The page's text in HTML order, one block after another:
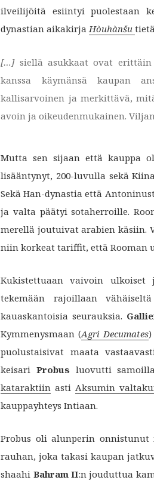
ilveilijöitä esiintyi puolestaan
dynastian aikakirjaHòuhànšu
[…] siellä asukkaat ovat
kanssa käymänsä kaupan
kallisarvoinen ja merkittävä,
avoin ja oikeudenmukainen.
Mutta sen sijaan että kauppa
lisääntynyt, 200-luvulla sekä
Sekä Han-dynastia että
ja valta päätyi sotaherroille.
merellä joutuivat arabien käsiin.
niin korkeat tariffit, että Rooman
Kukistettuaan vaivoin
tekemään rajoillaan
kauaskantoisia seurauksia.
Kymmenysmaan (Agri Decumates
puolustaisivat maata
keisariProbus luovutti
kataraktiin asti Aksumin
kauppayhteys Intiaan.
Probus oli alunperin onnistunut
rauhan, joka takasi kaupan
shaahi Bahram II:n jouduttua